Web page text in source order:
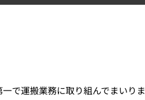
で運搬業務に取り組んでまいり